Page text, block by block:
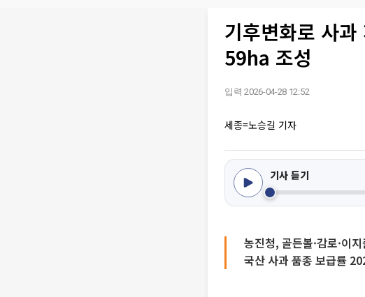
기후변화로 사
59ha 조성
입력 2026-04-28 12:52
세종=노승길 기자
기사 듣기
농진청, 골든볼·감로·이
국산 사과 품종 보급률